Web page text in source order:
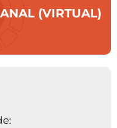
(VIRTUAL)